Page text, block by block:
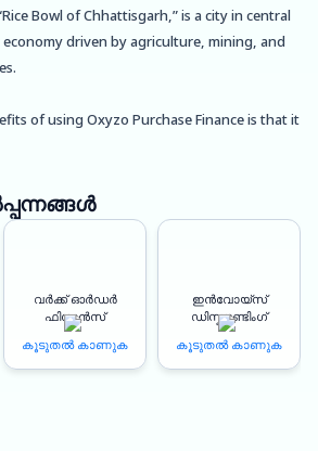
Bowl of Chhattisgarh,” is a city in central
driven by agriculture, mining, and
of using Oxyzo Purchase Finance is that it
suppliers, thus reducing their
their profit margins.
With a collateral-free line of credit,
funds quickly and use them to meet their
such as paying suppliers, managing
വർക്ക് ഓർഡർ
ഫിനാൻസ്
കൂടുതൽ കാണുക
ഇൻവോയ്സ്
ഡിസ്കൗണ്ടിംഗ്
കൂടുതൽ കാണുക